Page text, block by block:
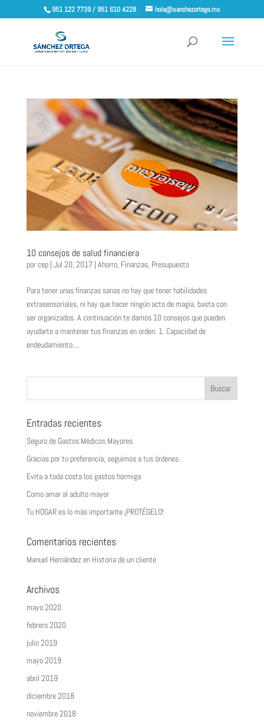
951 122 7739 / 951 610 4228 hola@sanchezortega.mx
10 consejos de salud financiera
porcep| Jul 20, 2017| Ahorro, Finanzas, Presupuesto
Para tener unas finanzas sanas no hay que tener habilidades
extrasensoriales, ni hay que hacer ningún acto de magia, basta con
ser organizados. A continuación te damos 10 consejos que pueden
ayudarte a mantener tus finanzas en orden. 1. Capacidad de
endeudamiento....
Entradas recientes
Seguro de Gastos Médicos Mayores
Gracias por tu preferencia, seguimos a tus órdenes .
Evita a toda costa los gastos hormiga
Como amar al adulto mayor
Tu HOGAR es lo más importante ¡PROTÉGELO!
Comentarios recientes
Manuel Hernándezen Historia de un cliente
Archivos
mayo 2020
febrero 2020
julio 2019
mayo 2019
abril 2019
diciembre 2018
noviembre 2018